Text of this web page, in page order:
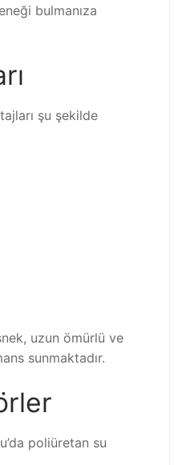
bulmanıza
şu şekilde
uzun ömürlü ve
sunmaktadır.
poliüretan su